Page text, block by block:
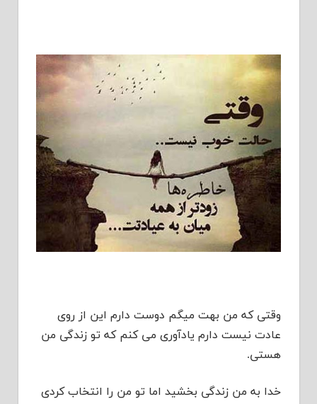
وقتی که من بهت میگم دوست دارم این از روی
عادت نیست دارم یادآوری می کنم که تو زندگی من
هستی.
خدا به من زندگی بخشید اما تو من را انتخاب کردی